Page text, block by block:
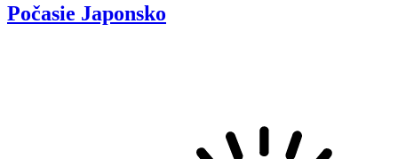
Počasie Japonsko